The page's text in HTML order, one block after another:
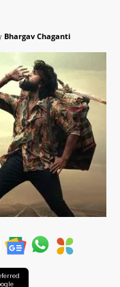
Bhargav Chaganti